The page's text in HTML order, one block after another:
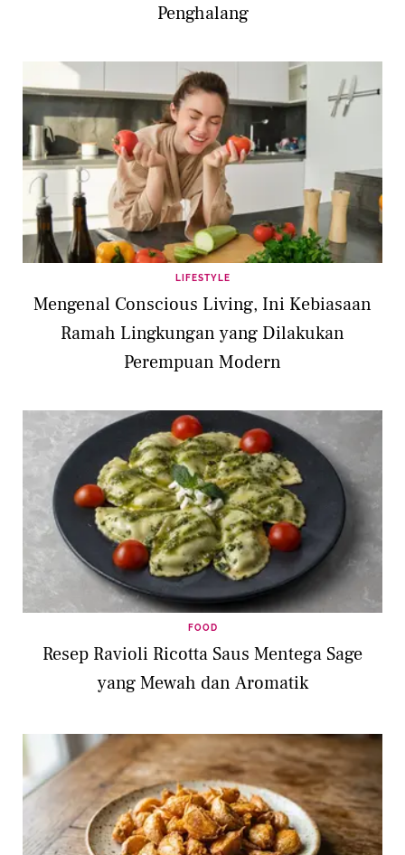
Penghalang
LIFESTYLE
Mengenal Conscious Living, Ini Kebiasaan
Ramah Lingkungan yang Dilakukan
Perempuan Modern
FOOD
Resep Ravioli Ricotta Saus Mentega Sage
yang Mewah dan Aromatik